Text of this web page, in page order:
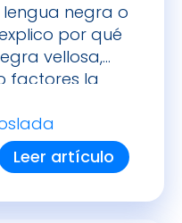
negra o
por qué
vellosa,
factores la
rápidamente
Leer artículo